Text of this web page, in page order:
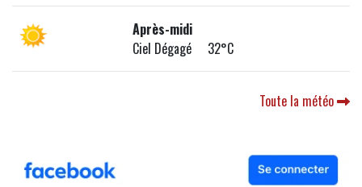
Après-midi
Ciel Dégagé 32°C
Toute la météo